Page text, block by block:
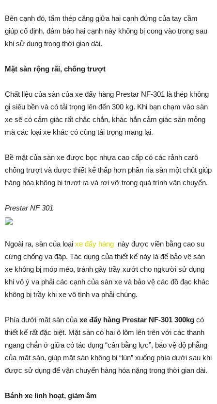
Bên cạnh đó, tấm thép căng giữa hai cạnh đứng của tay cầm
giúp cố định, đảm bảo hai cạnh này không bị cong vào trong sau
khi sử dụng trong thời gian dài.
Mặt sàn rộng rãi, chống trượt
Chất liệu của sàn của xe đẩy hàng Prestar NF-301 là thép không
gỉ siêu bền và có tải trọng lên đến 300 kg. Khi bạn chạm vào sàn
xe sẽ có cảm giác rất chắc chắn, khác hẳn cảm giác sàn mỏng
mà các loại xe khác có cùng tải trọng mang lại.
Bề mặt của sàn xe được bọc nhựa cao cấp có các rảnh carô
chống trượt và được thiết kế thấp hơn phần rìa sàn một chút giúp
hàng hóa không bị trượt ra và rơi vỡ trong quá trình vận chuyển.
Prestar NF 301
Ngoài ra, sàn của loại xe đẩy hàng này được viền bằng cao su
cứng chống va đập. Tác dụng của thiết kế này là để bảo vệ sàn
xe không bị móp méo, tránh gây trầy xướt cho ngkười sử dụng
khi vô ý va phải các cạnh của sàn xe và bảo vệ các đồ đạc khác
không bị trầy khi xe vô tình va phải chúng.
Phía dưới mặt sàn của xe đẩy hàng Prestar NF-301 300kg có
thiết kế rất đặc biệt. Mặt sàn có hai ô lõm lên trên với các thanh
ngang chắn ở giữa có tác dụng “cân bằng lực”, bảo vệ độ phẳng
của mặt sàn, giúp mặt sàn không bị “lún” xuống phía dưới sau khi
được sử dụng để vận chuyển hàng hóa nặng trong thời gian dài.
Bánh xe linh hoạt, giảm âm